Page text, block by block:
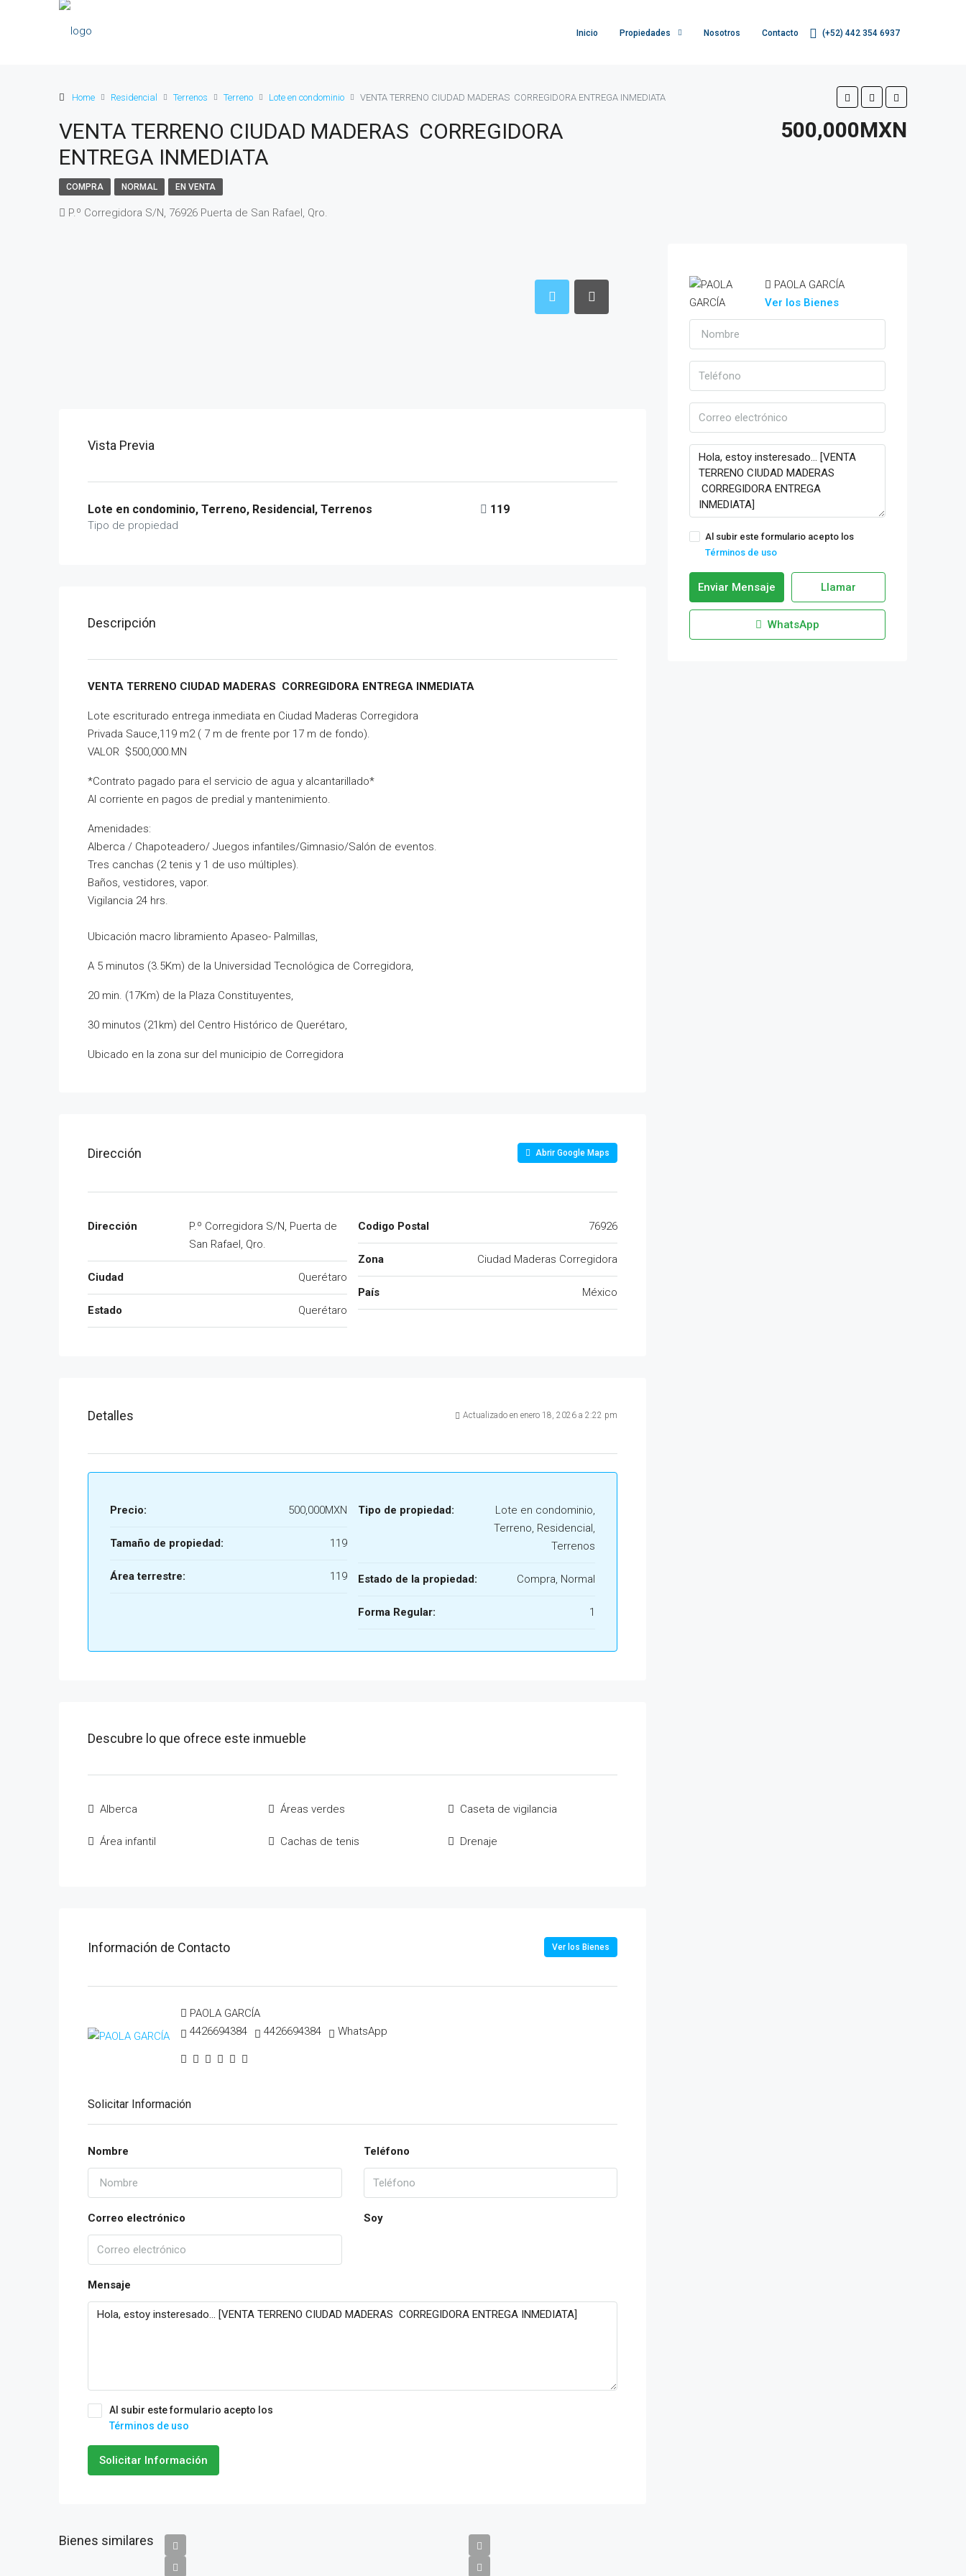
Inicio Propiedades Nosotros Contacto (+52) 442 354 6937
Home Residencial Terrenos Terreno Lote en condominio VENTA TERRENO CIUDAD MADERAS CORREGIDORA ENTREGA INMEDIATA
VENTA TERRENO CIUDAD MADERAS CORREGIDORA
ENTREGA INMEDIATA
500,000MXN
COMPRA NORMAL EN VENTA
P.º Corregidora S/N, 76926 Puerta de San Rafael, Qro.
Vista Previa
Lote en condominio, Terreno, Residencial, Terrenos
Tipo de propiedad
119
Descripción
VENTA TERRENO CIUDAD MADERAS CORREGIDORA ENTREGA INMEDIATA
Lote escriturado entrega inmediata en Ciudad Maderas Corregidora
Privada Sauce,119 m2 ( 7 m de frente por 17 m de fondo).
VALOR $500,000.MN
*Contrato pagado para el servicio de agua y alcantarillado*
Al corriente en pagos de predial y mantenimiento.
Amenidades:
Alberca / Chapoteadero/ Juegos infantiles/Gimnasio/Salón de eventos.
Tres canchas (2 tenis y 1 de uso múltiples).
Baños, vestidores, vapor.
Vigilancia 24 hrs.
Ubicación macro libramiento Apaseo- Palmillas,
A 5 minutos (3.5Km) de la Universidad Tecnológica de Corregidora,
20 min. (17Km) de la Plaza Constituyentes,
30 minutos (21km) del Centro Histórico de Querétaro,
Ubicado en la zona sur del municipio de Corregidora
Dirección Abrir Google Maps
Dirección
P.º Corregidora S/N, Puerta de
San Rafael, Qro.
Ciudad Querétaro
Estado Querétaro
Codigo Postal 76926
Zona Ciudad Maderas Corregidora
País México
Detalles Actualizado en enero 18, 2026 a 2:22 pm
Precio: 500,000MXN
Tamaño de propiedad: 119
Área terrestre: 119
Tipo de propiedad:
Lote en condominio,
Terreno, Residencial,
Terrenos
Estado de la propiedad: Compra, Normal
Forma Regular: 1
Descubre lo que ofrece este inmueble
Alberca
Área infantil
Áreas verdes
Cachas de tenis
Caseta de vigilancia
Drenaje
Información de Contacto Ver los Bienes
PAOLA GARCÍA
4426694384
4426694384 WhatsApp
Solicitar Información
Nombre Teléfono
Correo electrónico Soy
Mensaje
Al subir este formulario acepto los
Términos de uso
Solicitar Información
Bienes similares
PAOLA GARCÍA
Ver los Bienes
Al subir este formulario acepto los
Términos de uso
Enviar Mensaje Llamar
WhatsApp